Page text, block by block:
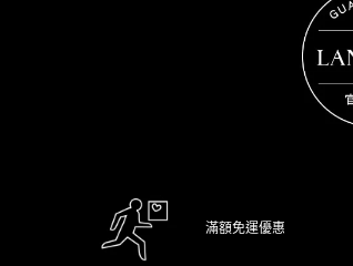
滿額免運優惠